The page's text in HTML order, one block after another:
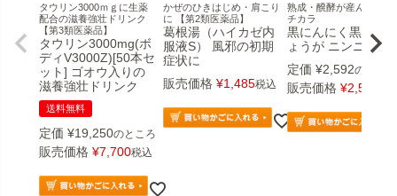
タウリン3000ｍｇに生薬
配合の滋養強壮ドリンク
【第3類医薬品】
タウリン3000mg(ボ
ディV3000Z)[50本セ
ット] ゴオウ入りの
滋養強壮ドリンク
送料無料
定価 ¥19,250のところ
販売価格 ¥7,700税込
かぜのひきはじめ・肩こり
に 【第2類医薬品】
葛根湯（ハイカゼ内
服液S） 風邪の初期
症状に
販売価格 ¥1,485税込
熟成・醗酵が産んだ新た
チカラ
黒にんにく黒生姜
ょうが ニンニク
定価 ¥2,592のところ
販売価格 ¥2,592